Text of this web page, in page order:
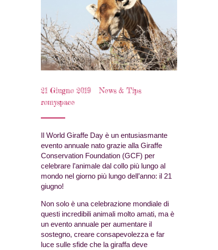
21 Giugno 2019
News & Tips
romyspace
Il World Giraffe Day è un entusiasmante
evento annuale nato grazie alla Giraffe
Conservation Foundation (GCF) per
celebrare l’animale dal collo più lungo al
mondo nel giorno più lungo dell’anno: il 21
giugno!
Non solo è una celebrazione mondiale di
questi incredibili animali molto amati, ma è
un evento annuale per aumentare il
sostegno, creare consapevolezza e far
luce sulle sfide che la giraffa deve